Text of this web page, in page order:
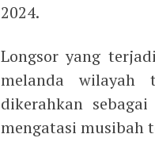
2024.
Longsor yang
melanda wilayah
dikerahkan
mengatasi musibah